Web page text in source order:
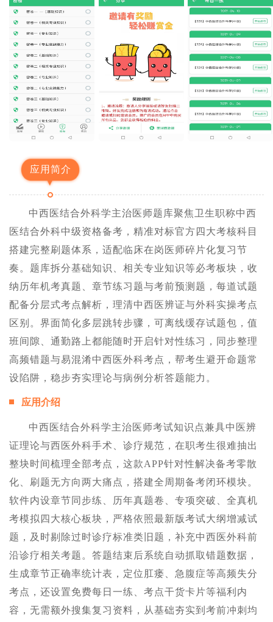
应用简介
中西医结合外科学主治医师题库聚焦卫生职称中西
医结合外科中级资格备考，精准对标官方四大考核科目
搭建完整刷题体系，适配临床在岗医师碎片化复习节
奏。题库拆分基础知识、相关专业知识等必考板块，收
纳历年机考真题、章节练习题与考前预测题，每道试题
配备分层式考点解析，理清中西医辨证与外科实操考点
区别。界面简化多层跳转步骤，可离线缓存试题包，值
班间隙、通勤路上都能随时开启针对性练习，同步整理
高频错题与易混淆中西医外科考点，帮考生避开命题常
设陷阱，稳步夯实理论与病例分析答题能力。
应用介绍
中西医结合外科学主治医师考试知识点兼具中医辨
证理论与西医外科手术、诊疗规范，在职考生很难抽出
整块时间梳理全部考点，这款APP针对性解决备考零散
化、刷题无方向两大痛点，搭建全周期备考闭环模块。
软件内设章节同步练、历年真题卷、专项突破、全真机
考模拟四大核心板块，严格依照最新版考试大纲增减试
题，及时剔除过时诊疗标准类旧题，补充中西医外科前
沿诊疗相关考题。答题结束后系统自动抓取错题数据，
生成章节正确率统计表，定位肛瘘、急腹症等高频失分
考点，还设置免费每日一练、考点干货卡片等福利内
容，无需额外搜集复习资料，从基础夯实到考前冲刺均